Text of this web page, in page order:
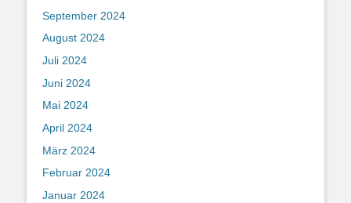
September 2024
August 2024
Juli 2024
Juni 2024
Mai 2024
April 2024
März 2024
Februar 2024
Januar 2024